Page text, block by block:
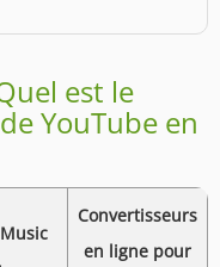
est le
YouTube en
Convertisseurs
en ligne pour